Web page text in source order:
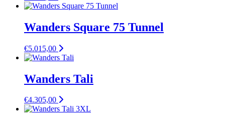
Wanders Square 75 Tunnel
€5.015,00
Wanders Tali
€4.305,00